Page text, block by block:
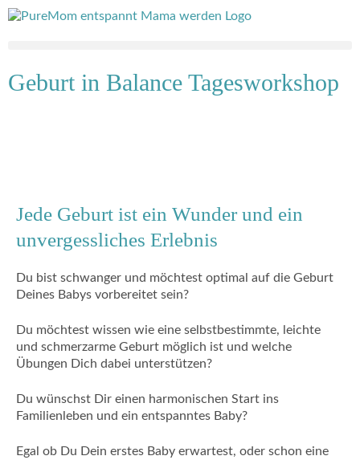
Zum
Inhalt
Geburt in Balance Tagesworkshop
Jede Geburt ist ein Wunder und ein
unvergessliches Erlebnis
Du bist schwanger und möchtest optimal auf die Geburt
Deines Babys vorbereitet sein?
Du möchtest wissen wie eine selbstbestimmte, leichte
und schmerzarme Geburt möglich ist und welche
Übungen Dich dabei unterstützen?
Du wünschst Dir einen harmonischen Start ins
Familienleben und ein entspanntes Baby?
Egal ob Du Dein erstes Baby erwartest, oder schon eine